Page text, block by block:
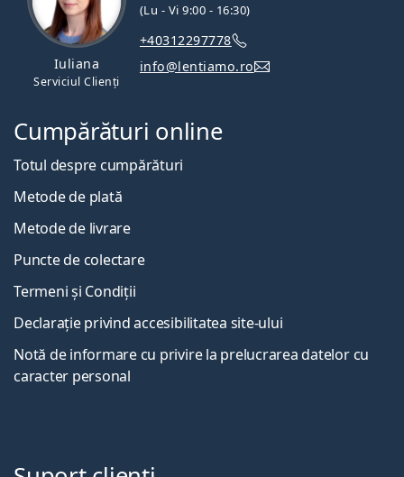
Iuliana
Serviciul Clienți
(Lu - Vi 9:00 - 16:30)
+40312297778
info@lentiamo.ro
Cumpărături online
Totul despre cumpărături
Metode de plată
Metode de livrare
Puncte de colectare
Termeni și Condiții
Declarație privind accesibilitatea site-ului
Notă de informare cu privire la prelucrarea datelor cu
caracter personal